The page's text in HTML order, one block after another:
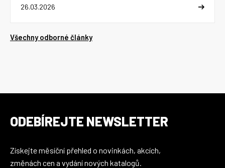
26.03.2026
Všechny odborné články
ODEBÍREJTE NEWSLETTER
Získejte měsíční přehled o novinkách, akcích,
změnách cen a vydání nových katalogů.